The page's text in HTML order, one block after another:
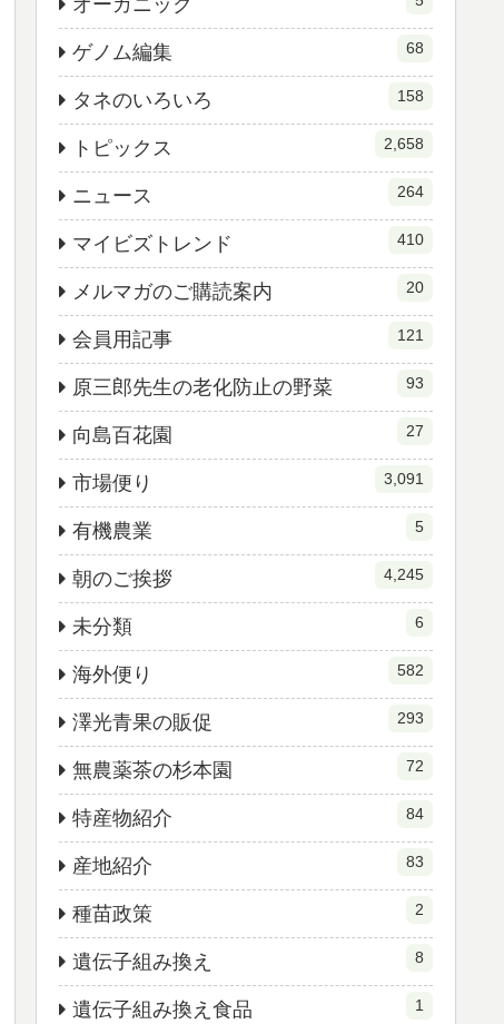
オーガニック
ゲノム編集 68
タネのいろいろ 158
トピックス 2,658
ニュース 264
マイビズトレンド 410
メルマガのご購読案内 20
会員用記事 121
原三郎先生の老化防止の野菜 93
向島百花園 27
市場便り 3,091
有機農業 5
朝のご挨拶 4,245
未分類 6
海外便り 582
澤光青果の販促 293
無農薬茶の杉本園 72
特産物紹介 84
産地紹介 83
種苗政策 2
遺伝子組み換え 8
遺伝子組み換え食品 1